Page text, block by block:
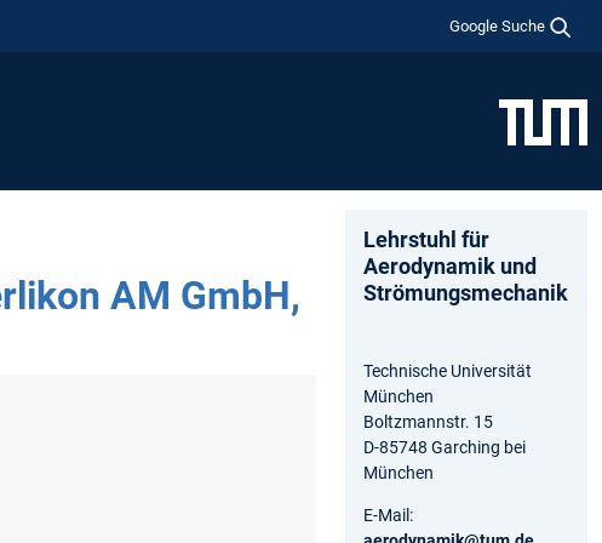
Google Suche
AM GmbH,
Lehrstuhl für
Aerodynamik und
Strömungsmechanik
Technische Universität
München
Boltzmannstr. 15
D-85748 Garching bei
München
E-Mail: